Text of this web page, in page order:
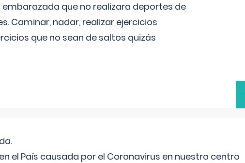
que no realizara deportes de
Caminar, nadar, realizar ejercicios
que no sean de saltos quizás
el País causada por el Coronavirus en nuestro centro